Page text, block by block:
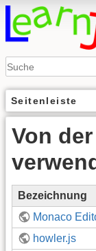
Seitenleiste
Von
Bezeichnung
Monaco
howler.js